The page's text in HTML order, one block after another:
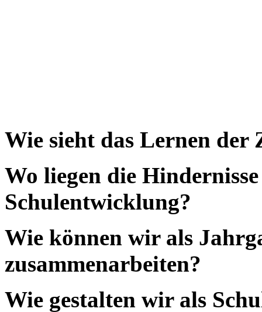
Wie sieht das Lernen der
Wo liegen die
Schulentwicklung?
Wie können wir als
zusammenarbeiten?
Wie gestalten wir als